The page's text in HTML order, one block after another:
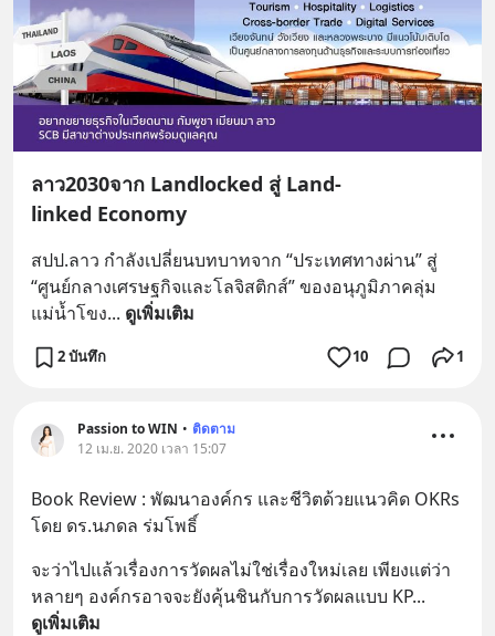
ลาว2030จาก Landlocked สู่ Land-
linked Economy
สปป.ลาว กำลังเปลี่ยนบทบาทจาก “ประเทศทางผ่าน” สู่
“ศูนย์กลางเศรษฐกิจและโลจิสติกส์” ของอนุภูมิภาคลุ่ม
แม่น้ำโขง... ดูเพิ่มเติม
2 บันทึก 10 1
Passion to WIN • ติดตาม
12 เม.ย. 2020 เวลา 15:07
Book Review : พัฒนาองค์กร และชีวิตด้วยแนวคิด OKRs
โดย ดร.นภดล ร่มโพธิ์
จะว่าไปแล้วเรื่องการวัดผลไม่ใช่เรื่องใหม่เลย เพียงแต่ว่า
หลายๆ องค์กรอาจจะยังคุ้นชินกับการวัดผลแบบ KP...
ดูเพิ่มเติม